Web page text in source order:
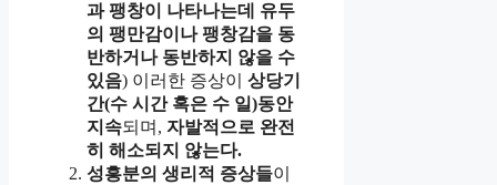
과 팽창이 나타나는데 유두
의 팽만감이나 팽창감을 동
반하거나 동반하지 않을 수
있음) 이러한 증상이 상당기
간(수 시간 혹은 수 일)동안
지속되며, 자발적으로 완전
히 해소되지 않는다.
성흥분의 생리적 증상들이